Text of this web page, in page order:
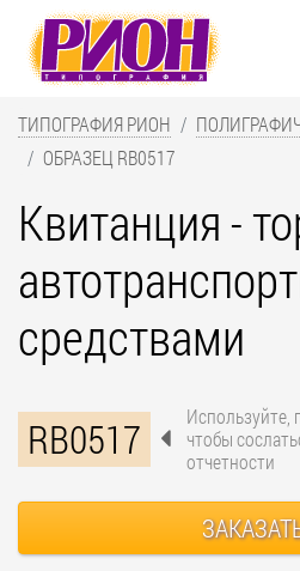
ТИПОГРАФИЯ РИОН
ОБРАЗЕЦ RB0517
Квитанция -
средствами
RB0517
Используйте,
чтобы
отчетности